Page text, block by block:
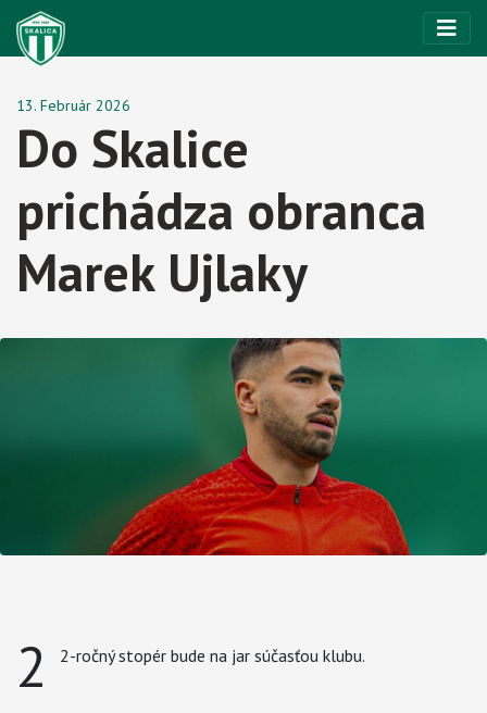
13. Február 2026
Do Skalice
prichádza obranca
Marek Ujlaky
2 2-ročný stopér bude na jar súčasťou klubu.